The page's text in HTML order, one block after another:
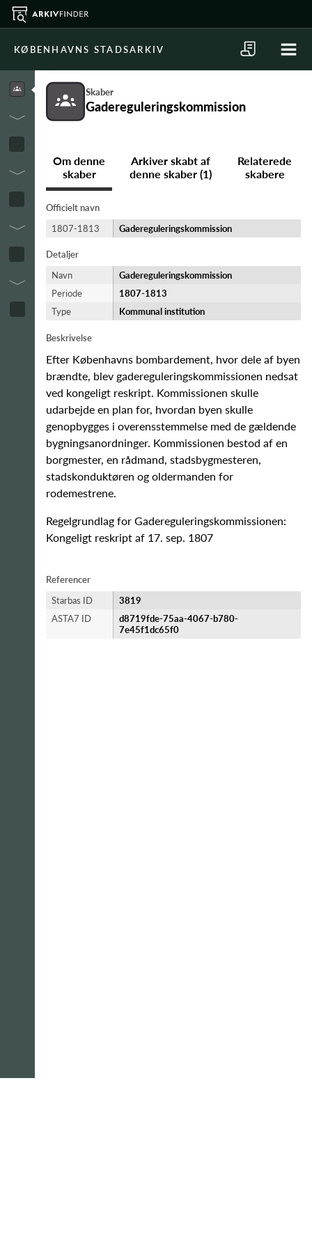
KØBENHAVNS STADSARKIV
Skaber
Gadereguleringskommission
Om denne
skaber
Arkiver skabt af
denne skaber (1)
Relaterede
skabere
Officielt navn
1807-1813
Gadereguleringskommission
Detaljer
Navn
Gadereguleringskommission
Periode
1807-​1813
Type
Kommunal institution
Beskrivelse
Efter Københavns bombardement, hvor dele af byen
brændte, blev gadereguleringskommissionen nedsat
ved kongeligt reskript. Kommissionen skulle
udarbejde en plan for, hvordan byen skulle
genopbygges i overensstemmelse med de gældende
bygningsanordninger. Kommissionen bestod af en
borgmester, en rådmand, stadsbygmesteren,
stadskonduktøren og oldermanden for
rodemestrene.
Regelgrundlag for Gadereguleringskommissionen:
Kongeligt reskript af 17. sep. 1807
Referencer
Starbas ID
3819
ASTA7 ID
d8719fde-75aa-4067-b780-
7e45f1dc65f0